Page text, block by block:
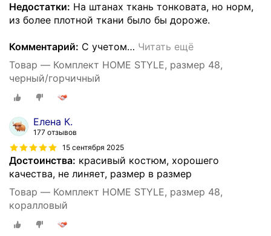
Недостатки: На штанах ткань тонковата, но норм,
из более плотной ткани было бы дороже.
Комментарий: С учетом… Читать ещё
Товар — Комплект HOME STYLE, размер 48,
черный/горчичный
Елена К.
177 отзывов
15 сентября 2025
Достоинства: красивый костюм, хорошего
качества, не линяет, размер в размер
Товар — Комплект HOME STYLE, размер 48,
коралловый